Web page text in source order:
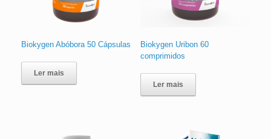
Biokygen Abóbora 50 Cápsulas
Ler mais
Biokygen Uribon 60
comprimidos
Ler mais